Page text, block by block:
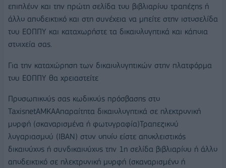
επιπλέον και την πρώτη σελίδα του βιβλιαρίου τραπέζης ή
άλλο αποδεικτικό και στη συνέχεια να μπείτε στην ιστοσελίδα
του ΕΟΠΠΥ και καταχωρήστε τα δικαιολογητικά και κάποια
στοιχεία σας.
Για την καταχώρηση των δικαιολογητικών στην πλατφόρμα
του ΕΟΠΠΥ θα χρειαστείτε
Προσωπικούς σας κωδικούς πρόσβασης στο
TaxisnetΑΜΚΑΑπαραίτητα δικαιολογητικά σε ηλεκτρονική
μορφή (σκαναρισμένα ή φωτογραφία)Τραπεζικού
λογαριασμού (IBAN) στον οποίο είστε αποκλειστικός
δικαιούχος ή συνδικαιούχος την 1η σελίδα βιβλιαρίου ή άλλο
αποδεικτικό σε ηλεκτρονική μορφή (σκαναρισμένο ή